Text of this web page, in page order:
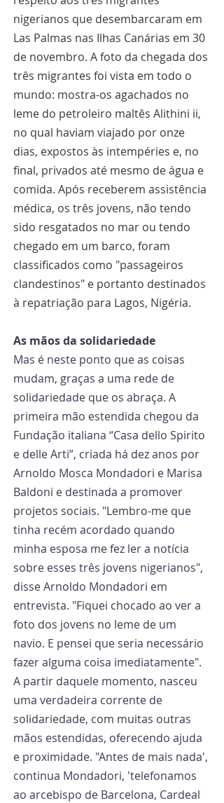
nigerianos que desembarcaram em
Las Palmas nas Ilhas Canárias em 30
de novembro. A foto da chegada dos
três migrantes foi vista em todo o
mundo: mostra-os agachados no
leme do petroleiro maltês Alithini ii,
no qual haviam viajado por onze
dias, expostos às intempéries e, no
final, privados até mesmo de água e
comida. Após receberem assistência
médica, os três jovens, não tendo
sido resgatados no mar ou tendo
chegado em um barco, foram
classificados como "passageiros
clandestinos" e portanto destinados
à repatriação para Lagos, Nigéria.
As mãos da solidariedade
Mas é neste ponto que as coisas
mudam, graças a uma rede de
solidariedade que os abraça. A
primeira mão estendida chegou da
Fundação italiana “Casa dello Spirito
e delle Arti”, criada há dez anos por
Arnoldo Mosca Mondadori e Marisa
Baldoni e destinada a promover
projetos sociais. "Lembro-me que
tinha recém acordado quando
minha esposa me fez ler a notícia
sobre esses três jovens nigerianos",
disse Arnoldo Mondadori em
entrevista. "Fiquei chocado ao ver a
foto dos jovens no leme de um
navio. E pensei que seria necessário
fazer alguma coisa imediatamente".
A partir daquele momento, nasceu
uma verdadeira corrente de
solidariedade, com muitas outras
mãos estendidas, oferecendo ajuda
e proximidade. "Antes de mais nada',
continua Mondadori, 'telefonamos
ao arcebispo de Barcelona, Cardeal